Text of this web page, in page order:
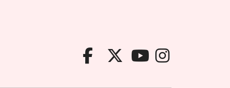
Facebook van
X van